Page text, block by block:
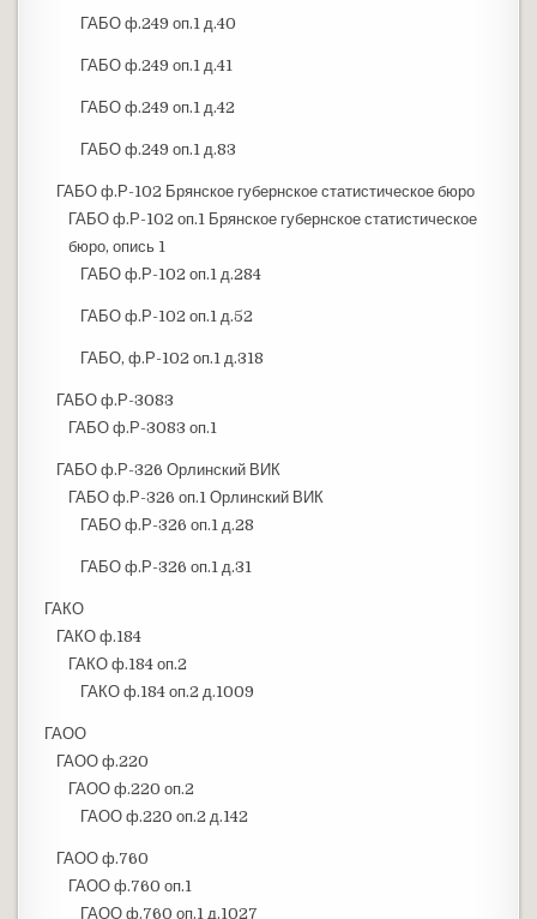
ГАБО ф.249 оп.1 д.40
ГАБО ф.249 оп.1 д.41
ГАБО ф.249 оп.1 д.42
ГАБО ф.249 оп.1 д.83
ГАБО ф.Р-102 Брянское губернское статистическое бюро
ГАБО ф.Р-102 оп.1 Брянское губернское статистическое
бюро, опись 1
ГАБО ф.Р-102 оп.1 д.284
ГАБО ф.Р-102 оп.1 д.52
ГАБО, ф.Р-102 оп.1 д.318
ГАБО ф.Р-3083
ГАБО ф.Р-3083 оп.1
ГАБО ф.Р-326 Орлинский ВИК
ГАБО ф.Р-326 оп.1 Орлинский ВИК
ГАБО ф.Р-326 оп.1 д.28
ГАБО ф.Р-326 оп.1 д.31
ГАКО
ГАКО ф.184
ГАКО ф.184 оп.2
ГАКО ф.184 оп.2 д.1009
ГАОО
ГАОО ф.220
ГАОО ф.220 оп.2
ГАОО ф.220 оп.2 д.142
ГАОО ф.760
ГАОО ф.760 оп.1
ГАОО ф.760 оп.1 д.1027